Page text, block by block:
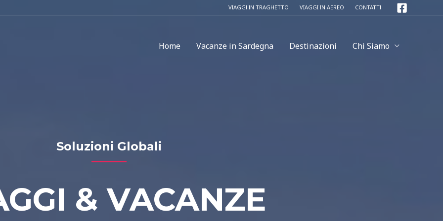
VIAGGI IN TRAGHETTO VIAGGI IN AEREO CONTATTI
Home Vacanze in Sardegna Destinazioni Chi Siamo
Soluzioni Globali
& VACANZE